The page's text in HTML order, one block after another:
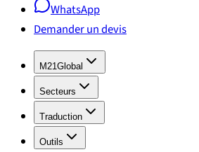
WhatsApp
Demander un devis
M21Global
Secteurs
Traduction
Outils